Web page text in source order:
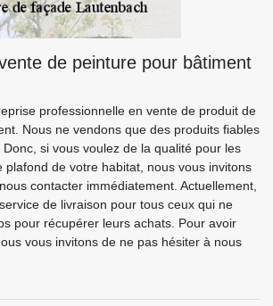
de peinture pour bâtiment
professionnelle en vente de produit de
Nous ne vendons que des produits fiables
si vous voulez de la qualité pour les
plafond de votre habitat, nous vous invitons
contacter immédiatement. Actuellement,
de livraison pour tous ceux qui ne
pour récupérer leurs achats. Pour avoir
vous invitons de ne pas hésiter à nous